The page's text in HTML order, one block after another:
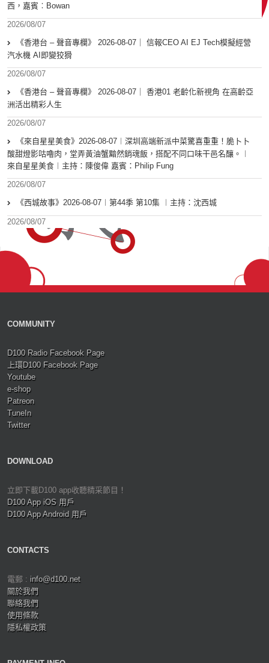
西，嘉賓︰Bowan
2026/08/07
《香港台 – 聲音專欄》 2026-08-07｜ 信報CEO AI EJ Tech模擬經營
汽水機 AI即變狡猾
2026/08/07
《香港台 – 聲音專欄》 2026-08-07｜ 香港01 老齡化新視角 在高齡亞
洲活出精彩人生
2026/08/07
《來自星星美食》2026-08-07︱深圳高端新派中菜驚喜重重！脆卜卜
酸甜燈影咕嚕肉，堂弄黃油蟹黯然銷魂飯，搭配不同口味干邑名釀。︱
來自星星美食︱主持：陳俊偉 嘉賓：Philip Fung
2026/08/07
《西城故事》2026-08-07︱第44季 第10集 ︱主持：沈西城
2026/08/07
COMMUNITY
D100 Radio Facebook Page
上環D100 Facebook Page
Youtube
e-shop
Patreon
TuneIn
Twitter
DOWNLOAD
立即下載D100 app收聽精采節目！
D100 App iOS 用戶
D100 App Android 用戶
CONTACTS
電郵 : info@d100.net
關於我們
聯絡我們
使用條款
隱私權政策